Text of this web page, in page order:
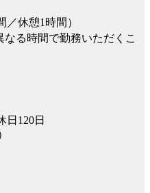
／休憩1時間）
る時間で勤務いただくこ
日120日